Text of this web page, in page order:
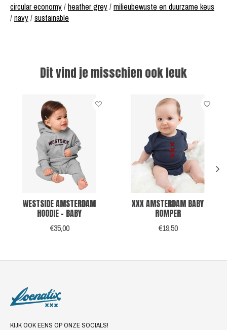
circular economy/heather grey/milieubewuste en duurzame keus
/navy/sustainable
Dit vind je misschien ook leuk
Items van productcarrousel
WESTSIDE AMSTERDAM
HOODIE - BABY
€35,00
XXX AMSTERDAM BABY
ROMPER
€19,50
KIJK OOK EENS OP ONZE SOCIALS!